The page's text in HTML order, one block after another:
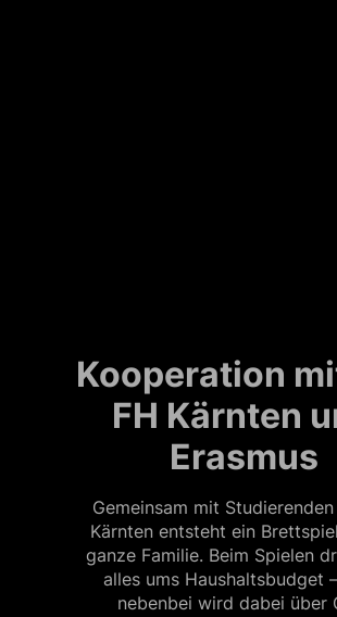
Kooperation
FH Kärnten
Erasmus
Gemeinsam mit
Kärnten entsteht ein
ganze Familie. Beim Spielen
alles ums Haushaltsbudget
nebenbei wird dabei über